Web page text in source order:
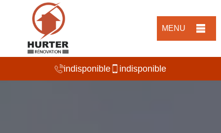
MENU
indisponible indisponible